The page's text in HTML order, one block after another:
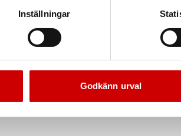
Inställningar
Godkänn urval
Profit för metall Hållare till